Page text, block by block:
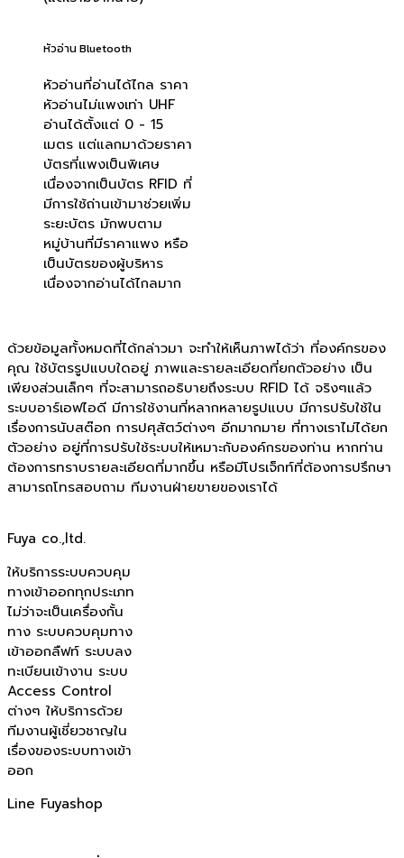
หัวอ่าน Bluetooth
หัวอ่านที่อ่านได้ไกล ราคา
หัวอ่านไม่แพงเท่า UHF
อ่านได้ตั้งแต่ 0 - 15
เมตร แต่แลกมาด้วยราคา
บัตรที่แพงเป็นพิเศษ
เนื่องจากเป็นบัตร RFID ที่
มีการใช้ถ่านเข้ามาช่วยเพิ่ม
ระยะบัตร มักพบตาม
หมู่บ้านที่มีราคาแพง หรือ
เป็นบัตรของผู้บริหาร
เนื่องจากอ่านได้ไกลมาก
ด้วยข้อมูลทั้งหมดที่ได้กล่าวมา จะทำให้เห็นภาพได้ว่า ที่องค์กรของ
คุณ ใช้บัตรรูปแบบใดอยู่ ภาพและรายละเอียดที่ยกตัวอย่าง เป็น
เพียงส่วนเล็กๆ ที่จะสามารถอธิบายถึงระบบ RFID ได้ จริงๆแล้ว
ระบบอาร์เอฟไอดี มีการใช้งานที่หลากหลายรูปแบบ มีการปรับใช้ใน
เรื่องการนับสต๊อก การปศุสัตว์ต่างๆ อีกมากมาย ที่ทางเราไม่ได้ยก
ตัวอย่าง อยู่ที่การปรับใช้ระบบให้เหมาะกับองค์กรของท่าน หากท่าน
ต้องการทราบรายละเอียดที่มากขึ้น หรือมีโปรเจ็กท์ที่ต้องการปรึกษา
สามารถโทรสอบถาม ทีมงานฝ่ายขายของเราได้
Fuya co.,ltd.
ให้บริการระบบควบคุม
ทางเข้าออกทุกประเภท
ไม่ว่าจะเป็นเครื่องกั้น
ทาง ระบบควบคุมทาง
เข้าออกลืฟท์ ระบบลง
ทะเบียนเข้างาน ระบบ
Access Control
ต่างๆ ให้บริการด้วย
ทีมงานผู้เชี่ยวชาญใน
เรื่องของระบบทางเข้า
ออก
Line Fuyashop